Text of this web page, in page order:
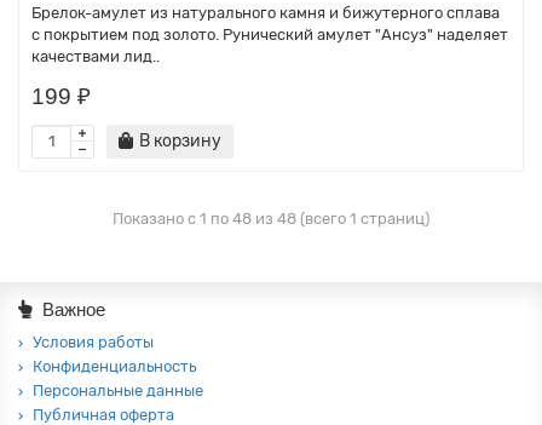
Брелок-амулет из натурального камня и бижутерного сплава
с покрытием под золото. Рунический амулет "Ансуз" наделяет
качествами лид..
199 ₽
В корзину
Показано с 1 по 48 из 48 (всего 1 страниц)
Важное
Условия работы
Конфиденциальность
Персональные данные
Публичная оферта